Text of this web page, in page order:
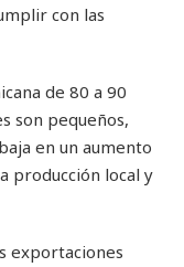
con las
de 80 a 90
son pequeños,
en un aumento
producción local y
exportaciones